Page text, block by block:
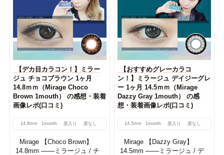
【デカ目カラコン！】ミラー
ジュ チョコブラウン 1ヶ月
14.8ｍｍ（Mirage Choco
Brown 1mouth） の感想・装着
画像レポ(口コミ)
14.8mm 1month 度入り 度なし
Mirage 【Choco Brown】
14.8mm ───ミラージュ / チ
【おすすめグレーカラコ
ン！】ミラージュ デイジーグレ
ー 1ヶ月 14.5ｍｍ（Mirage
Dazzy Gray 1mouth） の感
想・装着画像レポ(口コミ)
14.5mm 1month 度入り 度なし
Mirage 【Dazzy Gray】
14.5mm ───ミラージュ / デ